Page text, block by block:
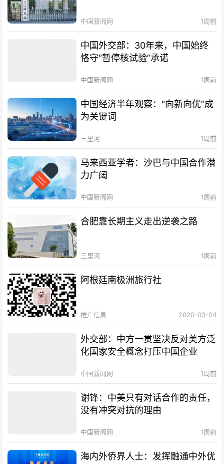
中国新闻网 1周前
中国外交部：30年来，中国始终
恪守“暂停核试验”承诺
中国新闻网 1周前
中国经济半年观察：“向新向优”成
为关键词
三里河 1周前
马来西亚学者：沙巴与中国合作潜
力广阔
中国新闻网 1周前
合肥靠长期主义走出逆袭之路
三里河 1周前
阿根廷南极洲旅行社
推广信息 2020-03-04
外交部：中方一贯坚决反对美方泛
化国家安全概念打压中国企业
中国新闻网 1周前
谢锋：中美只有对话合作的责任，
没有冲突对抗的理由
中国新闻网 1周前
海内外侨界人士：发挥融通中外优